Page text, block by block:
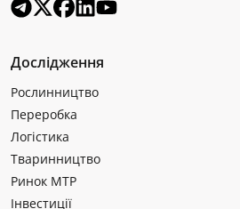
Дослідження
Рослинництво
Переробка
Логістика
Тваринництво
Ринок МТР
Інвестиції